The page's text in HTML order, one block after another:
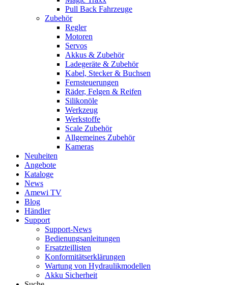
Pull Back Fahrzeuge
Zubehör
Regler
Motoren
Servos
Akkus & Zubehör
Ladegeräte & Zubehör
Kabel, Stecker & Buchsen
Fernsteuerungen
Räder, Felgen & Reifen
Silikonöle
Werkzeug
Werkstoffe
Scale Zubehör
Allgemeines Zubehör
Kameras
Neuheiten
Angebote
Kataloge
News
Amewi TV
Blog
Händler
Support
Support-News
Bedienungsanleitungen
Ersatzteillisten
Konformitätserklärungen
Wartung von Hydraulikmodellen
Akku Sicherheit